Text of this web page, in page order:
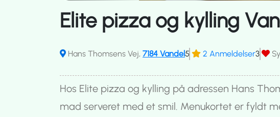
Elite pizza og kylling
Hans Thomsens Vej, 7184 Vandel5 2 Anmeldelser3
Hos Elite pizza og kylling på adressen Hans
mad serveret med et smil. Menukortet er fyldt